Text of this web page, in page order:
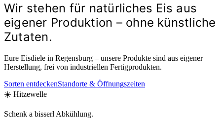
Wir stehen für natürliches Eis aus
eigener Produktion – ohne künstliche
Zutaten.
Eure Eisdiele in Regensburg – unsere Produkte sind aus eigener
Herstellung, frei von industriellen Fertigprodukten.
Sorten entdeckenStandorte & Öffnungszeiten
☀️ Hitzewelle
Schenk a bisserl Abkühlung.